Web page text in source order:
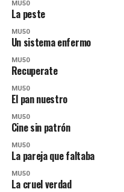
MU50
La peste
MU50
Un sistema enfermo
MU50
Recuperate
MU50
El pan nuestro
MU50
Cine sin patrón
MU50
La pareja que faltaba
MU50
La cruel verdad